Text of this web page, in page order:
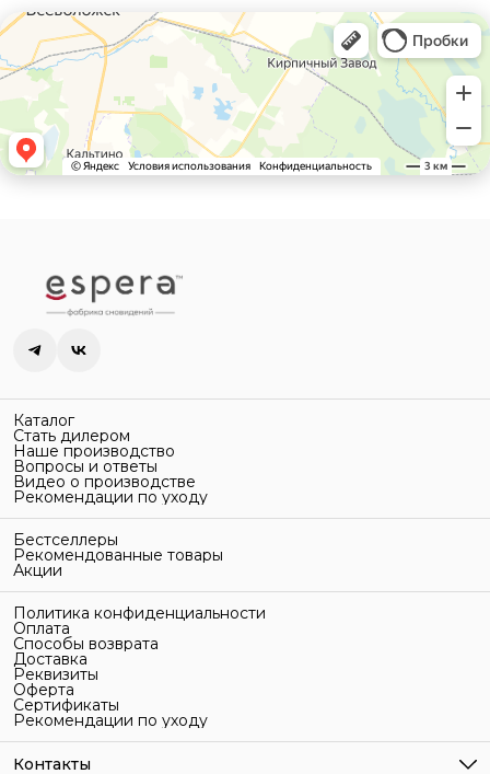
Каталог
Стать дилером
Наше производство
Вопросы и ответы
Видео о производстве
Рекомендации по уходу
Бестселлеры
Рекомендованные товары
Акции
Политика конфиденциальности
Оплата
Способы возврата
Доставка
Реквизиты
Оферта
Сертификаты
Рекомендации по уходу
Контакты